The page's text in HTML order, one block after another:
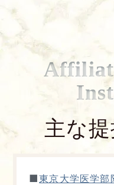
主な
■東京大学医学部